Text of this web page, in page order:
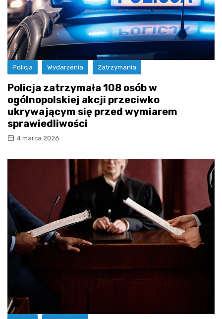
Policja Wydarzenia Zatrzymania
Policja zatrzymała 108 osób w
ogólnopolskiej akcji przeciwko
ukrywającym się przed wymiarem
sprawiedliwości
4 marca 2026